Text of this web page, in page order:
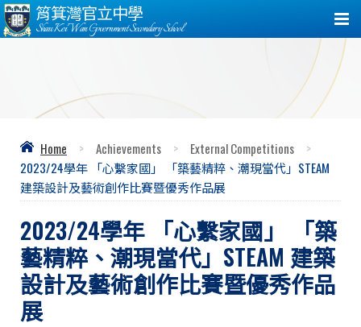
筲箕灣官立中學
Shau Kei Wan Government Secondary School
Home > Achievements > External Competitions
>
2023/24學年 「心繫家國」 「築藝精粹、潮現當代」STEAM
建築設計及藝術創作比賽暨優秀作品展
2023/24學年 「心繫家國」 「築
藝精粹、潮現當代」STEAM 建築
設計及藝術創作比賽暨優秀作品
展